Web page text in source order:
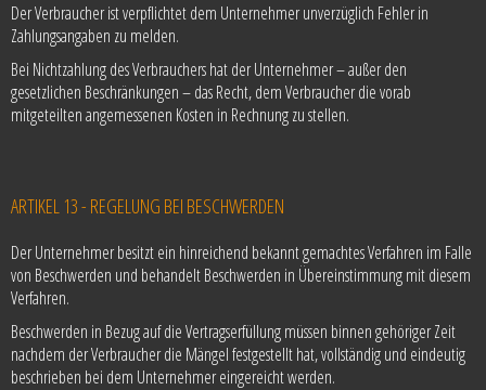
Der Verbraucher ist verpflichtet dem Unternehmer unverzüglich Fehler in
Zahlungsangaben zu melden.
Bei Nichtzahlung des Verbrauchers hat der Unternehmer – außer den
gesetzlichen Beschränkungen – das Recht, dem Verbraucher die vorab
mitgeteilten angemessenen Kosten in Rechnung zu stellen.
ARTIKEL 13 - REGELUNG BEI BESCHWERDEN
Der Unternehmer besitzt ein hinreichend bekannt gemachtes Verfahren im Falle
von Beschwerden und behandelt Beschwerden in Übereinstimmung mit diesem
Verfahren.
Beschwerden in Bezug auf die Vertragserfüllung müssen binnen gehöriger Zeit
nachdem der Verbraucher die Mängel festgestellt hat, vollständig und eindeutig
beschrieben bei dem Unternehmer eingereicht werden.